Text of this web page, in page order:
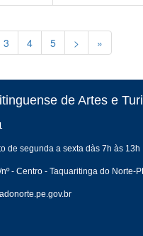
3 4 5 > »
de Artes e
de segunda a sexta dàs 7h às 13h
- Centro - Taquaritinga do Norte-